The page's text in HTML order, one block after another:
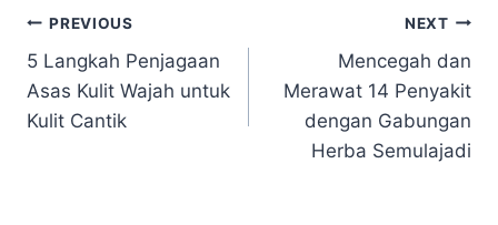
PREVIOUS
5 Langkah Penjagaan
Asas Kulit Wajah untuk
Kulit Cantik
NEXT
Mencegah dan
Merawat 14 Penyakit
dengan Gabungan
Herba Semulajadi